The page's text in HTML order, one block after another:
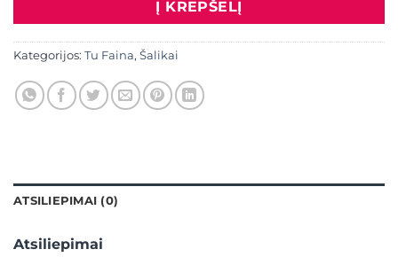
Į KREPŠELĮ
Kategorijos: Tu Faina, Šalikai
ATSILIEPIMAI (0)
Atsiliepimai